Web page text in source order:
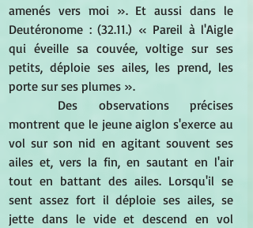
amenés vers moi ». Et aussi dans le
Deutéronome : (32.11.) « Pareil à l'Aigle
qui éveille sa couvée, voltige sur ses
petits, déploie ses ailes, les prend, les
porte sur ses plumes ».
Des observations précises
montrent que le jeune aiglon s'exerce au
vol sur son nid en agitant souvent ses
ailes et, vers la fin, en sautant en l'air
tout en battant des ailes. Lorsqu'il se
sent assez fort il déploie ses ailes, se
jette dans le vide et descend en vol